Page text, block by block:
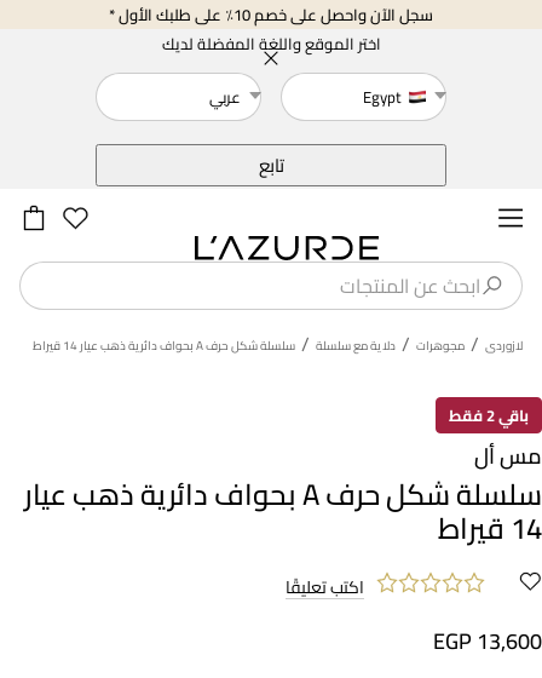
سجل الآن واحصل على خصم 10٪ على طلبك الأول *
اختر الموقع واللغة المفضلة لديك
Egypt
عربي
تابع
لازوردى / مجوهرات / دلاية مع سلسلة / سلسلة شكل حرف A بحواف دائرية ذهب عيار 14 قيراط
باقي 2 فقط
مس أل
سلسلة شكل حرف A بحواف دائرية ذهب عيار
14 قيراط
اكتب تعليقًا
EGP 13,600